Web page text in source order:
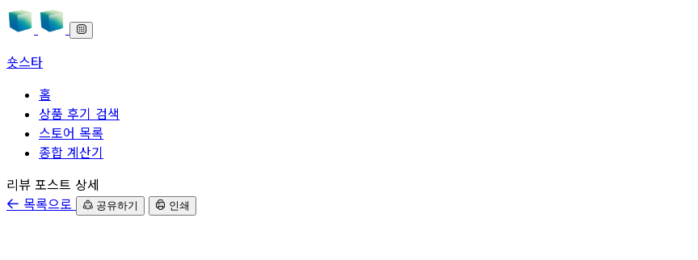
숏스타
홈
상품 후기 검색
스토어 목록
종합 계산기
본문으로 바로가기
리뷰 포스트 상세
목록으로
공유하기 인쇄